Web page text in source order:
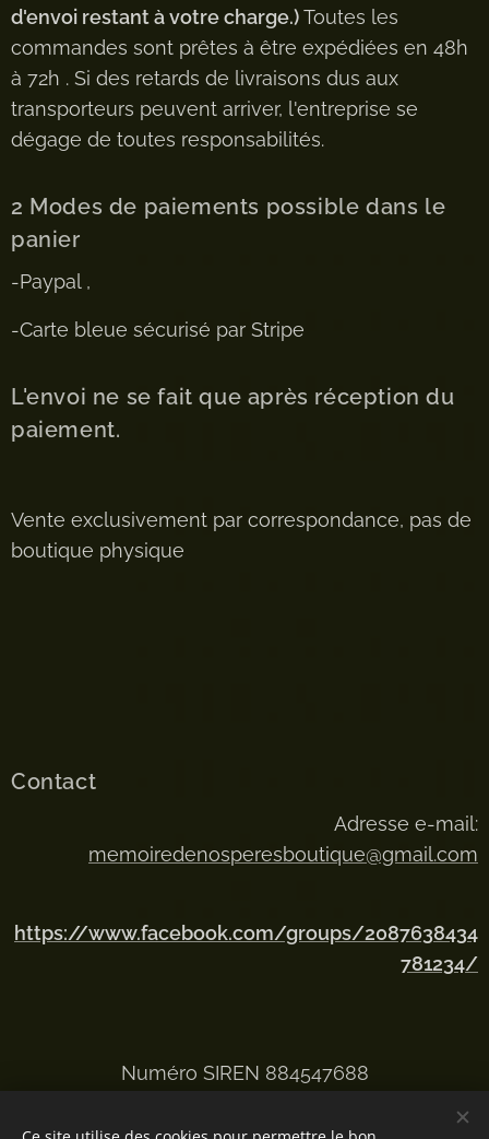
d'envoi restant à votre charge.)Toutes les
commandes sont prêtes à être expédiées en 48h
à 72h . Si des retards de livraisons dus aux
transporteurs peuvent arriver, l'entreprise se
dégage de toutes responsabilités.
2 Modes de paiements possible dans le
panier
-Paypal ,
-Carte bleue sécurisé par Stripe
L'envoi ne se fait que après réception du
paiement.
Vente exclusivement par correspondance, pas de
boutique physique
Contact
Adresse e-mail:
memoiredenosperesboutique@gmail.com
https://www.facebook.com/groups/2087638434
781234/
Numéro SIREN 884547688